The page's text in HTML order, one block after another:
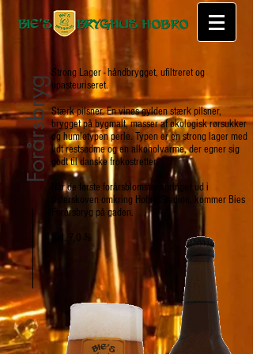
Forårsbryg
Strong Lager - håndbrygget, ufiltreret og
upasteuriseret.
Stærk pilsner. En vinøs gylden stærk pilsner,
brygget på bygmalt, masser af økologisk rørsukker
og humletypen perle. Typen er en strong lager med
lidt restsødme og en alkoholvarme, der egner sig
godt til danske frokostretter.
Når de første forårsblomster springer ud i
Østerskoven omkring Hobro Stadion, kommer Bies
Forårsbryg på gaden.
Vol. 7,0 %